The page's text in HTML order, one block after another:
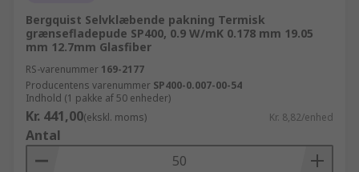
Bergquist Selvklæbende pakning Termisk
grænsefladepude SP400, 0.9 W/mK 0.178 mm 19.05
mm 12.7mm Glasfiber
RS-varenummer 169-2177
Producentens varenummer SP400-0.007-00-54
Indhold (1 pakke af 50 enheder)
Kr. 441,00(ekskl. moms) Kr. 8,82/enhed
Antal